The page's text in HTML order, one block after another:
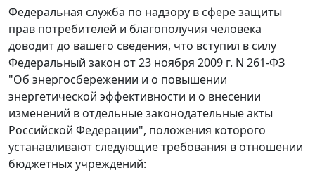
Федеральная служба по надзору в сфере защиты
прав потребителей и благополучия человека
доводит до вашего сведения, что вступил в силу
Федеральный закон от 23 ноября 2009 г. N 261-ФЗ
"Об энергосбережении и о повышении
энергетической эффективности и о внесении
изменений в отдельные законодательные акты
Российской Федерации", положения которого
устанавливают следующие требования в отношении
бюджетных учреждений: